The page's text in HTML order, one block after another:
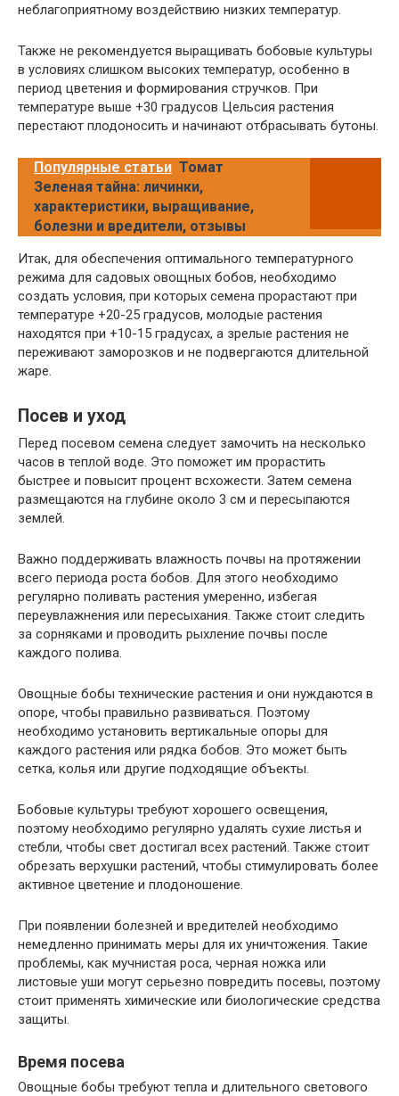
неблагоприятному воздействию низких температур.
Также не рекомендуется выращивать бобовые культуры
в условиях слишком высоких температур, особенно в
период цветения и формирования стручков. При
температуре выше +30 градусов Цельсия растения
перестают плодоносить и начинают отбрасывать бутоны.
Популярные статьи Томат
Зеленая тайна: личинки,
характеристики, выращивание,
болезни и вредители, отзывы
Итак, для обеспечения оптимального температурного
режима для садовых овощных бобов, необходимо
создать условия, при которых семена прорастают при
температуре +20-25 градусов, молодые растения
находятся при +10-15 градусах, а зрелые растения не
переживают заморозков и не подвергаются длительной
жаре.
Посев и уход
Перед посевом семена следует замочить на несколько
часов в теплой воде. Это поможет им прорастить
быстрее и повысит процент всхожести. Затем семена
размещаются на глубине около 3 см и пересыпаются
землей.
Важно поддерживать влажность почвы на протяжении
всего периода роста бобов. Для этого необходимо
регулярно поливать растения умеренно, избегая
переувлажнения или пересыхания. Также стоит следить
за сорняками и проводить рыхление почвы после
каждого полива.
Овощные бобы технические растения и они нуждаются в
опоре, чтобы правильно развиваться. Поэтому
необходимо установить вертикальные опоры для
каждого растения или рядка бобов. Это может быть
сетка, колья или другие подходящие объекты.
Бобовые культуры требуют хорошего освещения,
поэтому необходимо регулярно удалять сухие листья и
стебли, чтобы свет достигал всех растений. Также стоит
обрезать верхушки растений, чтобы стимулировать более
активное цветение и плодоношение.
При появлении болезней и вредителей необходимо
немедленно принимать меры для их уничтожения. Такие
проблемы, как мучнистая роса, черная ножка или
листовые уши могут серьезно повредить посевы, поэтому
стоит применять химические или биологические средства
защиты.
Время посева
Овощные бобы требуют тепла и длительного светового